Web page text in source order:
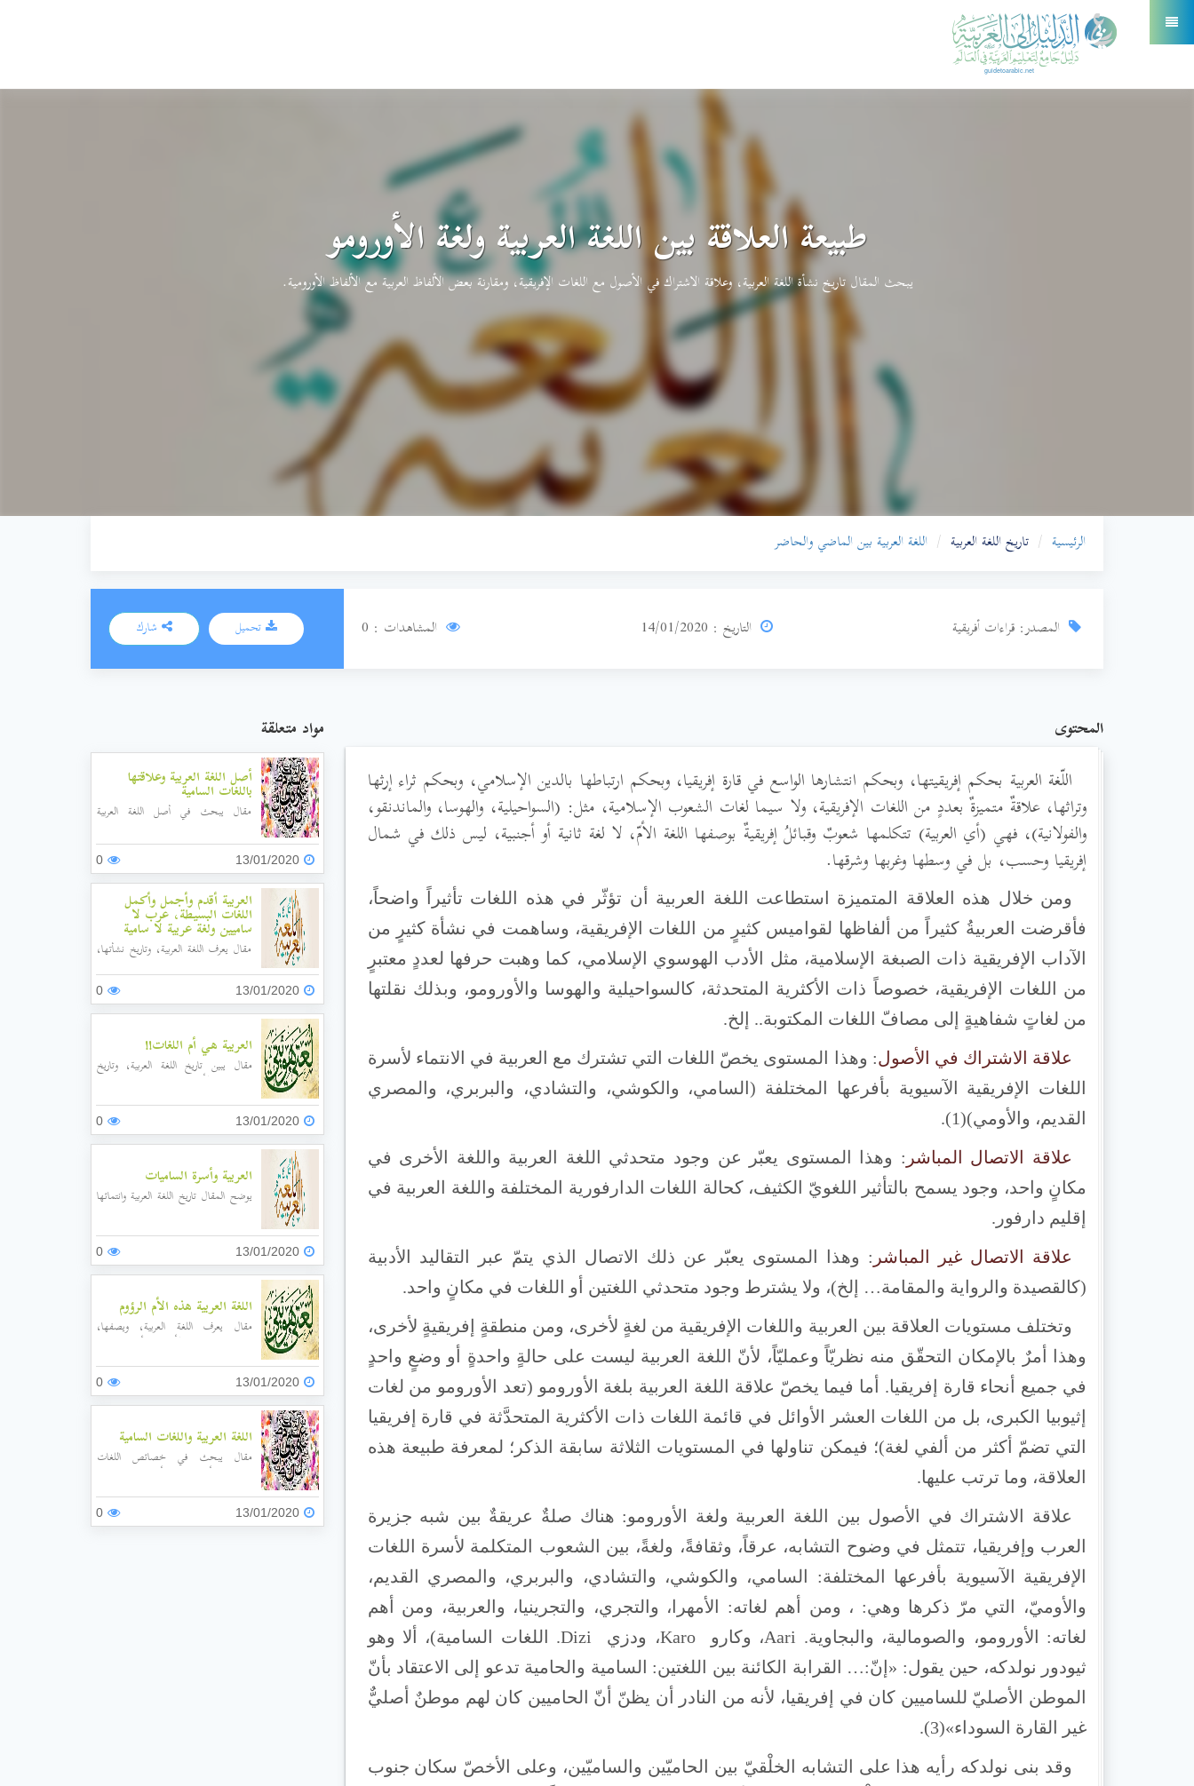
طبيعة العلاقة بين اللغة العربية ولغة الأورومو
يبحث المقال تاريخ نشأة اللغة العربية، وعلاقة الاشتراك في الأصول مع اللغات الإفريقية، ومقارنة بعض الألفاظ العربية مع الألفاظ الأورومية.
الرئيسية تاريخ اللغة العربية اللغة العربية بين الماضي والحاضر
المصدر: قراءات أفريقية التاريخ : 14/01/2020 المشاهدات : 0 تحميل
المحتوى
اللّغة العربية بحكم إفريقيتها، وبحكم انتشارها الواسع في قارة إفريقيا، وبحكم ارتباطها بالدين الإسلامي، وبحكم ثراء إرثها
وتراثها، علاقةٌ متميزةٌ بعددٍ من اللغات الإفريقية، ولا سيما لغات الشعوب الإسلامية، مثل: (السواحيلية، والهوسا، والماندنقو،
والفولانية)، فهي (أي العربية) تتكلمها شعوبٌ وقبائلُ إفريقيةٌ بوصفها اللغة الأمّ، لا لغة ثانية أو أجنبية، ليس ذلك في شمال
إفريقيا وحسب، بل في وسطها وغربها وشرقها.
ومن خلال هذه العلاقة المتميزة استطاعت اللغة العربية أن تؤثّر في هذه اللغات تأثيراً واضحاً،
فأقرضت العربيةُ كثيراً من ألفاظها لقواميس كثيرٍ من اللغات الإفريقية، وساهمت في نشأة كثيرٍ من
الآداب الإفريقية ذات الصبغة الإسلامية، مثل الأدب الهوسوي الإسلامي، كما وهبت حرفها لعددٍ معتبرٍ
من اللغات الإفريقية، خصوصاً ذات الأكثرية المتحدثة، كالسواحيلية والهوسا والأورومو، وبذلك نقلتها
من لغاتٍ شفاهيةٍ إلى مصافّ اللغات المكتوبة.. إلخ.
علاقة الاشتراك في الأصول: وهذا المستوى يخصّ اللغات التي تشترك مع العربية في الانتماء لأسرة
اللغات الإفريقية الآسيوية بأفرعها المختلفة (السامي، والكوشي، والتشادي، والبربري، والمصري
القديم، والأومي)(1).
علاقة الاتصال المباشر : وهذا المستوى يعبّر عن وجود متحدثي اللغة العربية واللغة الأخرى في
مكانٍ واحد، وجود يسمح بالتأثير اللغويّ الكثيف، كحالة اللغات الدارفورية المختلفة واللغة العربية في
إقليم دارفور.
علاقة الاتصال غير المباشر : وهذا المستوى يعبّر عن ذلك الاتصال الذي يتمّ عبر التقاليد الأدبية
(كالقصيدة والرواية والمقامة… إلخ)، ولا يشترط وجود متحدثي اللغتين أو اللغات في مكانٍ واحد.
وتختلف مستويات العلاقة بين العربية واللغات الإفريقية من لغةٍ لأخرى، ومن منطقةٍ إفريقيةٍ لأخرى،
وهذا أمرٌ بالإمكان التحقّق منه نظريّاً وعمليّاً، لأنّ اللغة العربية ليست على حالةٍ واحدةٍ أو وضعٍ واحدٍ
في جميع أنحاء قارة إفريقيا. أما فيما يخصّ علاقة اللغة العربية بلغة الأورومو (تعد الأورومو من لغات
إثيوبيا الكبرى، بل من اللغات العشر الأوائل في قائمة اللغات ذات الأكثرية المتحدَّثة في قارة إفريقيا
التي تضمّ أكثر من ألفي لغة)؛ فيمكن تناولها في المستويات الثلاثة سابقة الذكر؛ لمعرفة طبيعة هذه
العلاقة، وما ترتب عليها.
علاقة الاشتراك في الأصول بين اللغة العربية ولغة الأورومو: هناك صلةٌ عريقةٌ بين شبه جزيرة
العرب وإفريقيا، تتمثل في وضوح التشابه، عرقاً، وثقافةً، ولغةً، بين الشعوب المتكلمة لأسرة اللغات
الإفريقية الآسيوية بأفرعها المختلفة: السامي، والكوشي، والتشادي، والبربري، والمصري القديم،
والأوميّ، التي مرّ ذكرها وهي: ، ومن أهم لغاته: الأمهرا، والتجري، والتجرينيا، والعربية، ومن أهم
لغاته: الأورومو، والصومالية، والبجاوية. Aari، وكارو Karo، ودزي Dizi. اللغات السامية)، ألا وهو
ثيودور نولدكه، حين يقول: «إنّ:… القرابة الكائنة بين اللغتين: السامية والحامية تدعو إلى الاعتقاد بأنّ
الموطن الأصليّ للساميين كان في إفريقيا، لأنه من النادر أن يظنّ أنّ الحاميين كان لهم موطنٌ أصليٌّ
غير القارة السوداء»(3).
وقد بنى نولدكه رأيه هذا على التشابه الخلْقيّ بين الحاميّين والساميّين، وعلى الأخصّ سكان جنوب
مواد متعلقة
أصل اللغة العربية وعلاقتها
باللغات السامية
مقال يبحث في أصل اللغة العربية
الساميين، وخصائص اللغات السامية.
13/01/2020
0
العربية أقدم وأجمل وأكمل
اللغات البسيطة، عرب لا
ساميين ولغة عربية لا سامية
مقال يعرف اللغة العربية، وتاريخ نشأتها،
الأخرى، كالعبرية، واللاتينية.13/01/2020
0
العربية هي أم اللغات!!
مقال يبين تاريخ اللغة العربية، وتاريخ
13/01/2020
0
العربية وأسرة الساميات
يوضح المقال تاريخ اللغة العربية وانتمائها
عليها.
13/01/2020
0
اللغة العربية هذه الأم الرؤوم
مقال يعرف اللغة العربية، ويصفها،
وعلاقتها باللغات الأخرى، وأقوال العلماء
13/01/2020
0
اللغة العربية واللغات السامية
مقال يبحث في خصائص اللغات
السامية، وأبجدياتها، وأقسامها، والعلاقة
13/01/2020
0